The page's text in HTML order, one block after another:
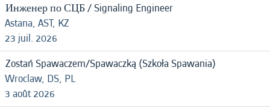
Инженер по СЦБ / Signaling Engineer
Astana, AST, KZ
23 juil. 2026
Zostań Spawaczem/Spawaczką (Szkoła Spawania)
Wroclaw, DS, PL
3 août 2026